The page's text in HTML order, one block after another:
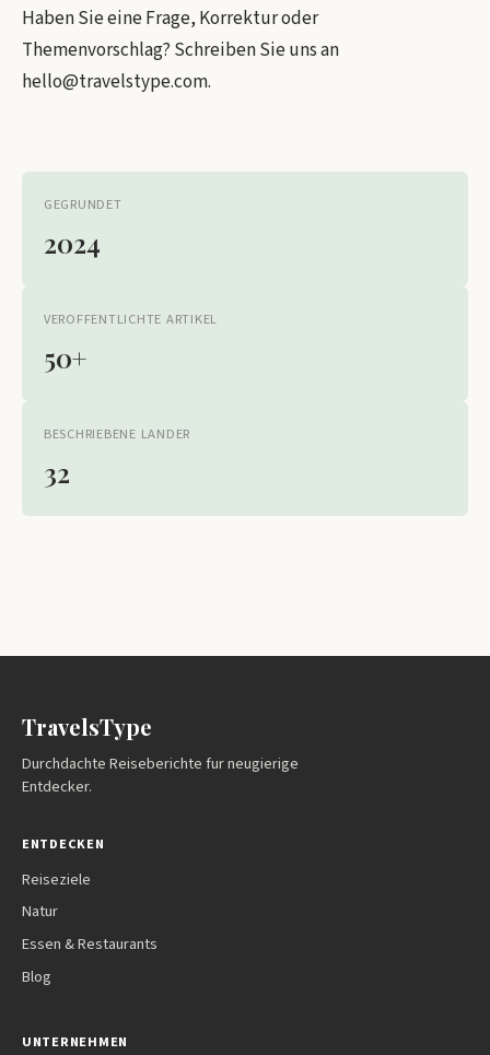
Haben Sie eine Frage, Korrektur oder
Themenvorschlag? Schreiben Sie uns an
hello@travelstype.com.
GEGRUNDET
2024
VEROFFENTLICHTE ARTIKEL
50+
BESCHRIEBENE LANDER
32
TravelsType
Durchdachte Reiseberichte fur neugierige
Entdecker.
ENTDECKEN
Reiseziele
Natur
Essen & Restaurants
Blog
UNTERNEHMEN